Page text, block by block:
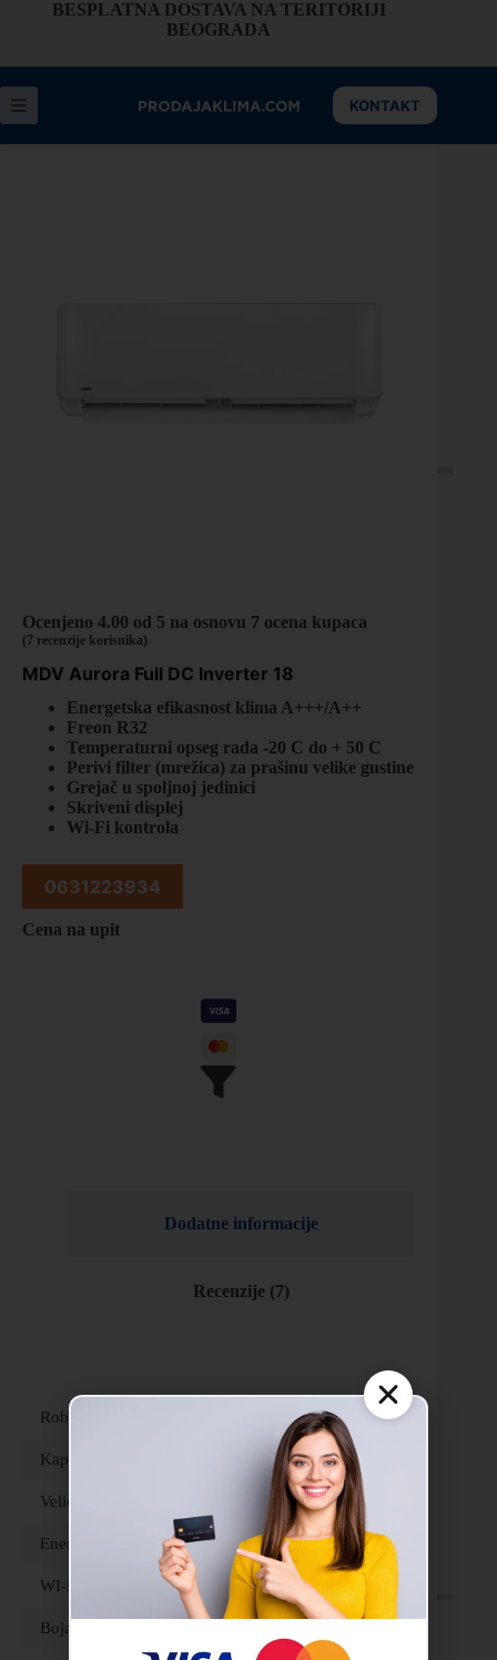
BESPLATNA DOSTAVA NA TERITORIJI
BEOGRADA
KONTAKT
Ocenjeno 4.00 od 5 na osnovu 7 ocena kupaca
(7 recenzije korisnika)
MDV Aurora Full DC Inverter 18
Energetska efikasnost klima A+++/A++
Freon R32
Temperaturni opseg rada -20 C do + 50 C
Perivi filter (mrežica) za prašinu velike gustine
Grejač u spoljnoj jedinici
Skriveni displej
Wi-Fi kontrola
0631223934
Cena na upit
Dodatne informacije
Recenzije (7)
Robna marka MDV
Kapacitet hlađenja 18000 BTU
Veličina sobe Od 60 do 80 м2
Energetska klasa hlađenja A+++
WI-FI Da
Boja